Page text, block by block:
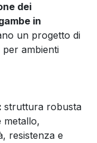
dei
in
un progetto di
ambienti
struttura robusta
metallo,
resistenza e